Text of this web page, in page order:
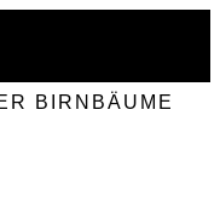
BIRNBÄUME